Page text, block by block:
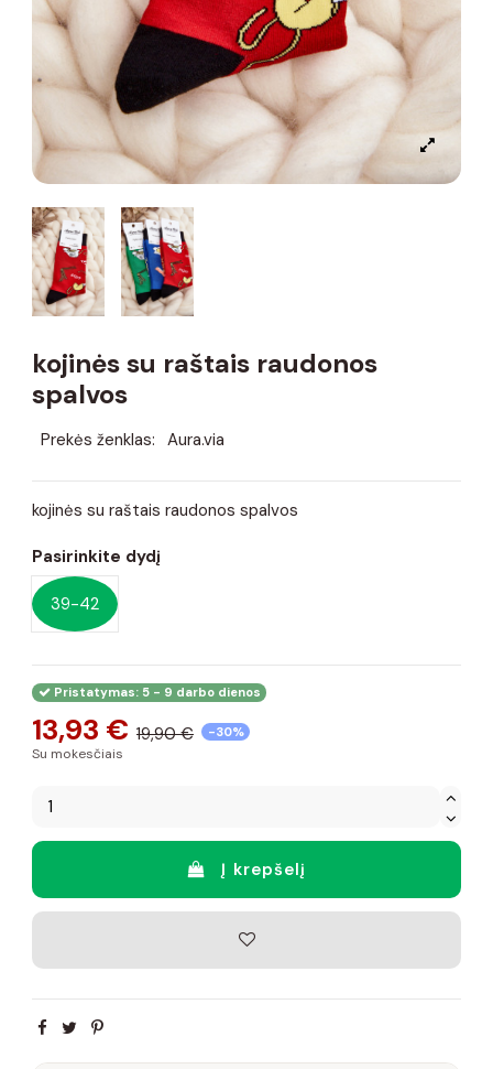
kojinės su raštais raudonos
spalvos
Prekės ženklas: Aura.via
kojinės su raštais raudonos spalvos
Pasirinkite dydį
39-42
Pristatymas: 5 - 9 darbo dienos
13,93 € 19,90 € -30%
Su mokesčiais
Į krepšelį